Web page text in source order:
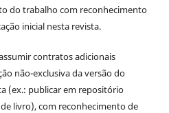
do trabalho com reconhecimento
inicial nesta revista.
contratos adicionais
não-exclusiva da versão do
(ex.: publicar em repositório
livro), com reconhecimento de